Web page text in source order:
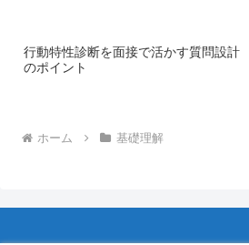
行動特性診断を面接で活かす質問設計
のポイント
ホーム 基礎理解